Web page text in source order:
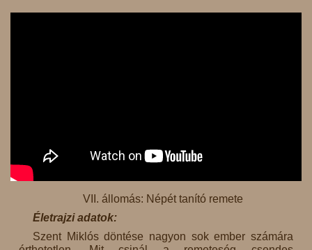
VII. állomás: Népét tanító remete
Életrajzi adatok:
Szent Miklós döntése nagyon sok ember számára